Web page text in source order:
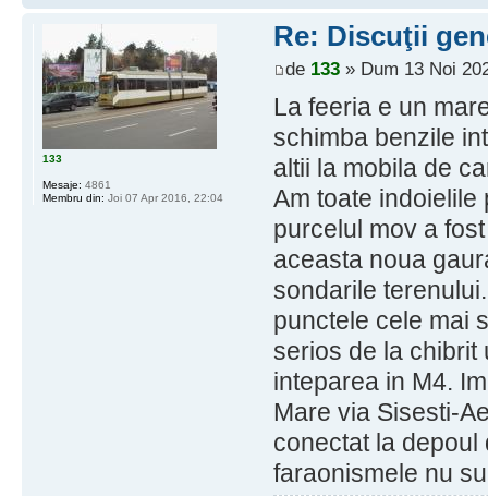
Re: Discuţii
de 133» Dum 13 Noi
La feeria e un
schimba benzile
altii la mobila de
Am toate
purcelul mov a
aceasta noua
sondarile
punctele cele mai
serios de la chibrit
inteparea in M4.
Mare via Sisesti-
conectat la depoul
faraonismele nu
133
Mesaje: 4861
Membru din: Joi 07 Apr 2016, 22:04